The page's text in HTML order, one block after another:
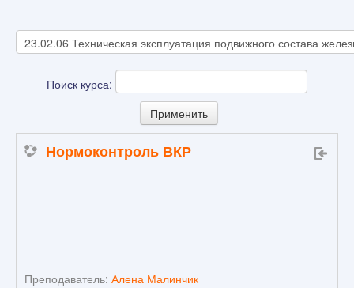
Поиск курса:
Нормоконтроль ВКР
Преподаватель: Алена Малинчик